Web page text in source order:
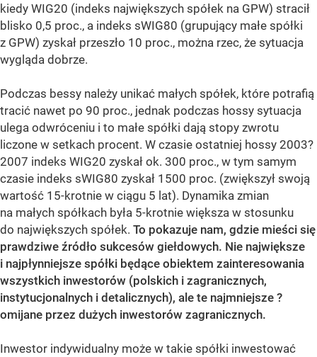
kiedy WIG20 (indeks największych spółek na GPW) stracił
blisko 0,5 proc., a indeks sWIG80 (grupujący małe spółki
z GPW) zyskał przeszło 10 proc., można rzec, że sytuacja
wygląda dobrze.
Podczas bessy należy unikać małych spółek, które potrafią
tracić nawet po 90 proc., jednak podczas hossy sytuacja
ulega odwróceniu i to małe spółki dają stopy zwrotu
liczone w setkach procent. W czasie ostatniej hossy 2003?
2007 indeks WIG20 zyskał ok. 300 proc., w tym samym
czasie indeks sWIG80 zyskał 1500 proc. (zwiększył swoją
wartość 15-krotnie w ciągu 5 lat). Dynamika zmian
na małych spółkach była 5-krotnie większa w stosunku
do największych spółek. To pokazuje nam, gdzie mieści się
prawdziwe źródło sukcesów giełdowych. Nie największe
i najpłynniejsze spółki będące obiektem zainteresowania
wszystkich inwestorów (polskich i zagranicznych,
instytucjonalnych i detalicznych), ale te najmniejsze ?
omijane przez dużych inwestorów zagranicznych.
Inwestor indywidualny może w takie spółki inwestować